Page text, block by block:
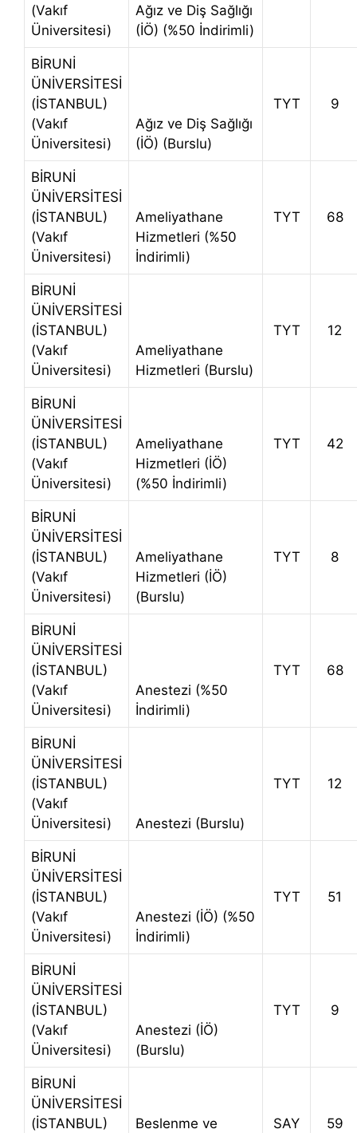
(Vakıf
Üniversitesi)
Ağız ve Diş Sağlığı
(İÖ) (%50 İndirimli)
BİRUNİ
ÜNİVERSİTESİ
(İSTANBUL)
(Vakıf
Üniversitesi)
Ağız ve Diş Sağlığı
(İÖ) (Burslu)
TYT 9
BİRUNİ
ÜNİVERSİTESİ
(İSTANBUL)
(Vakıf
Üniversitesi)
Ameliyathane
Hizmetleri (%50
İndirimli)
TYT 68
BİRUNİ
ÜNİVERSİTESİ
(İSTANBUL)
(Vakıf
Üniversitesi)
Ameliyathane
Hizmetleri (Burslu)
TYT 12
BİRUNİ
ÜNİVERSİTESİ
(İSTANBUL)
(Vakıf
Üniversitesi)
Ameliyathane
Hizmetleri (İÖ)
(%50 İndirimli)
TYT 42
BİRUNİ
ÜNİVERSİTESİ
(İSTANBUL)
(Vakıf
Üniversitesi)
Ameliyathane
Hizmetleri (İÖ)
(Burslu)
TYT 8
BİRUNİ
ÜNİVERSİTESİ
(İSTANBUL)
(Vakıf
Üniversitesi)
Anestezi (%50
İndirimli)
TYT 68
BİRUNİ
ÜNİVERSİTESİ
(İSTANBUL)
(Vakıf
Üniversitesi)
Anestezi (Burslu)
TYT 12
BİRUNİ
ÜNİVERSİTESİ
(İSTANBUL)
(Vakıf
Üniversitesi)
Anestezi (İÖ) (%50
İndirimli)
TYT 51
BİRUNİ
ÜNİVERSİTESİ
(İSTANBUL)
(Vakıf
Üniversitesi)
Anestezi (İÖ)
(Burslu)
TYT 9
BİRUNİ
ÜNİVERSİTESİ
(İSTANBUL)
Beslenme ve SAY 59